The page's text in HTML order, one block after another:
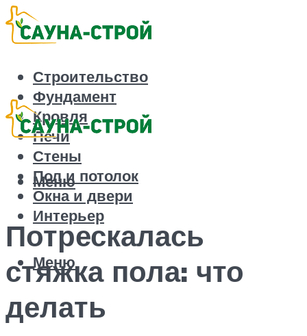
Строительство
Фундамент
Кровля
Печи
Стены
Пол и потолок
Окна и двери
Интерьер
Меню
Меню
Потрескалась
стяжка пола: что
делать